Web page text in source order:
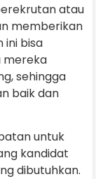
atau
memberikan
ini bisa
mereka
sehingga
baik dan
untuk
kandidat
dibutuhkan.